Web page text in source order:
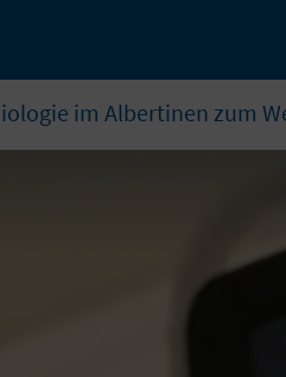
im Albertinen zum